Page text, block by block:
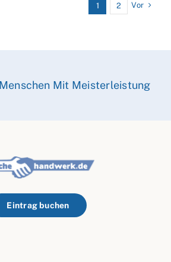
1 2 Vor
Mit Meisterleistung
Eintrag buchen